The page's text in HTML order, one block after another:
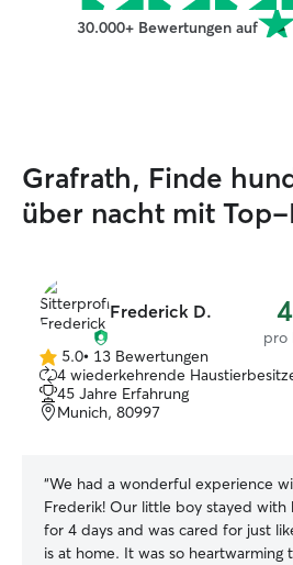
30.000+ Bewertungen auf
Grafrath, Finde
über nacht mit
Frederick D.
pro
5.0
von
5
Sternen
5.0• 13 Bewertungen
4 wiederkehrende
45 Jahre Erfahrung
Munich, 80997
“We had a wonderful experience
Frederik! Our little boy stayed with
for 4 days and was cared for just
is at home. It was so heartwarming